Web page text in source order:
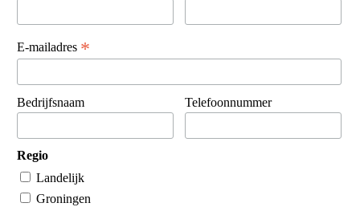
E-mailadres *
Bedrijfsnaam Telefoonnummer
Regio
Landelijk
Groningen